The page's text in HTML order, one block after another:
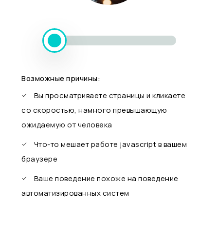
Возможные причины:
Вы просматриваете страницы и кликаете
со скоростью, намного превышающую
ожидаемую от человека
Что-то мешает работе javascript в вашем
браузере
Ваше поведение похоже на поведение
автоматизированных систем